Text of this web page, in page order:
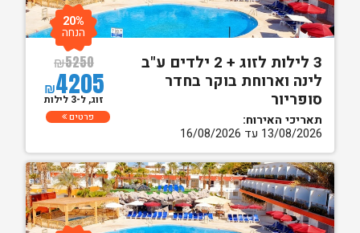
3 לילות לזוג + 2 ילדים ע"ב
לינה וארוחת בוקר בחדר
סופריור
תאריכי האירוח:
13/08/2026 עד 16/08/2026
₪5250
₪4205
20%
הנחה
זוג, ל-3 לילות
פרטים